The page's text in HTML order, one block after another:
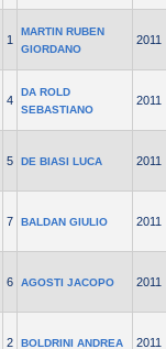
1
MARTIN RUBEN
GIORDANO
2011
4
DA ROLD
SEBASTIANO
2011
5 DE BIASI LUCA 2011
7 BALDAN GIULIO 2011
6 AGOSTI JACOPO 2011
2 BOLDRINI ANDREA 2011